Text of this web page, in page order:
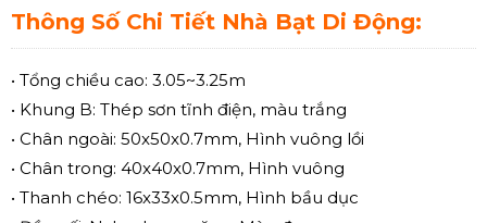
Thông Số Chi Tiết Nhà Bạt Di Động:
• Tổng chiều cao: 3.05~3.25m
• Khung B: Thép sơn tĩnh điện, màu trắng
• Chân ngoài: 50x50x0.7mm, Hình vuông lồi
• Chân trong: 40x40x0.7mm, Hình vuông
• Thanh chéo: 16x33x0.5mm, Hình bầu dục